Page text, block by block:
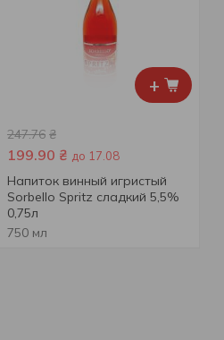
+
247.76 ₴
199.90 ₴ до 17.08
Напиток винный игристый
Sorbello Spritz сладкий 5,5%
0,75л
750 мл